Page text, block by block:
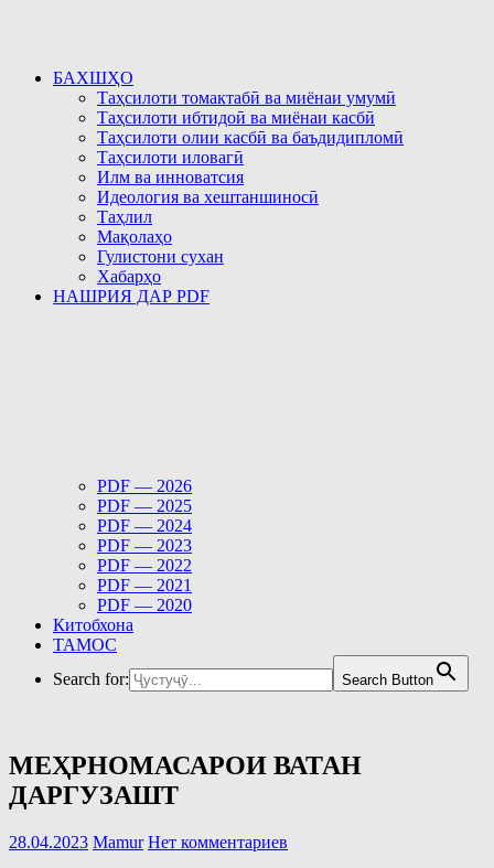
БАХШҲО
Таҳсилоти томактабӣ ва миёнаи умумӣ
Таҳсилоти ибтидоӣ ва миёнаи касбӣ
Таҳсилоти олии касбӣ ва баъдидипломӣ
Таҳсилоти иловагӣ
Илм ва инноватсия
Идеология ва хештаншиносӣ
Таҳлил
Мақолаҳо
Гулистони сухан
Хабарҳо
НАШРИЯ ДАР PDF
PDF — 2026
PDF — 2025
PDF — 2024
PDF — 2023
PDF — 2022
PDF — 2021
PDF — 2020
Китобхона
ТАМОС
Search for:
Search Button
МЕҲРНОМАСАРОИ ВАТАН
ДАРГУЗАШТ
28.04.2023 Mamur Нет комментариев